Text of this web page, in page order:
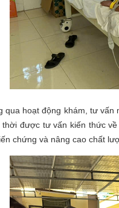
hoạt động khám, tư vấn
được tư vấn kiến thức
chứng và nâng cao chất